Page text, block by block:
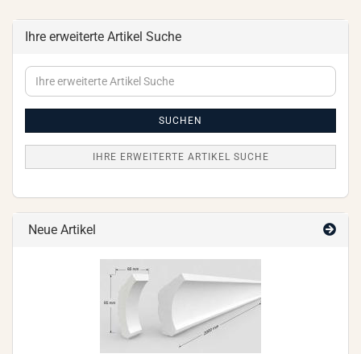
Ihre erweiterte Artikel Suche
Ihre
erweiterte
SUCHEN
IHRE ERWEITERTE ARTIKEL SUCHE
Neue Artikel